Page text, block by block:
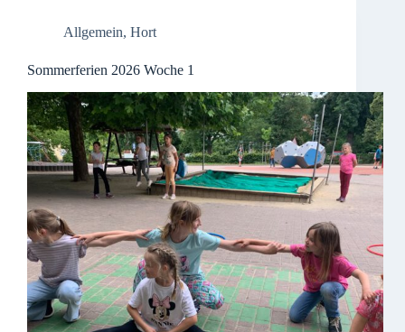
Allgemein, Hort
Sommerferien 2026 Woche 1